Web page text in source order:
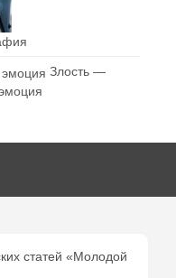
Злость —
статей «Молодой